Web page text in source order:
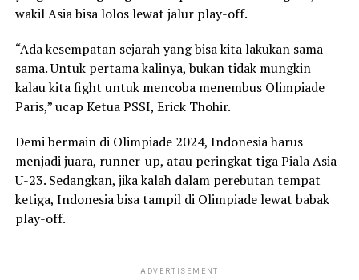
wakil Asia bisa lolos lewat jalur play-off.
“Ada kesempatan sejarah yang bisa kita lakukan sama-
sama. Untuk pertama kalinya, bukan tidak mungkin
kalau kita fight untuk mencoba menembus Olimpiade
Paris,” ucap Ketua PSSI, Erick Thohir.
Demi bermain di Olimpiade 2024, Indonesia harus
menjadi juara, runner-up, atau peringkat tiga Piala Asia
U-23. Sedangkan, jika kalah dalam perebutan tempat
ketiga, Indonesia bisa tampil di Olimpiade lewat babak
play-off.
ADVERTISEMENT